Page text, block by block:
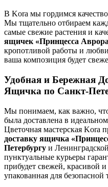
В Kora мы гордимся
Мы тщательно отбираем
самые свежие растения и
ящичек «Принцесса
кропотливой работы и
ваша композиция будет
Удобная и Бережная
Ящичка по Санкт-
Мы понимаем, как важно,
была доставлена в
Цветочная мастерская Kora
доставку ящичка
Петербургу и
пунктуальные курьеры
прибудет свежей, красивой
упакованная для безопасной